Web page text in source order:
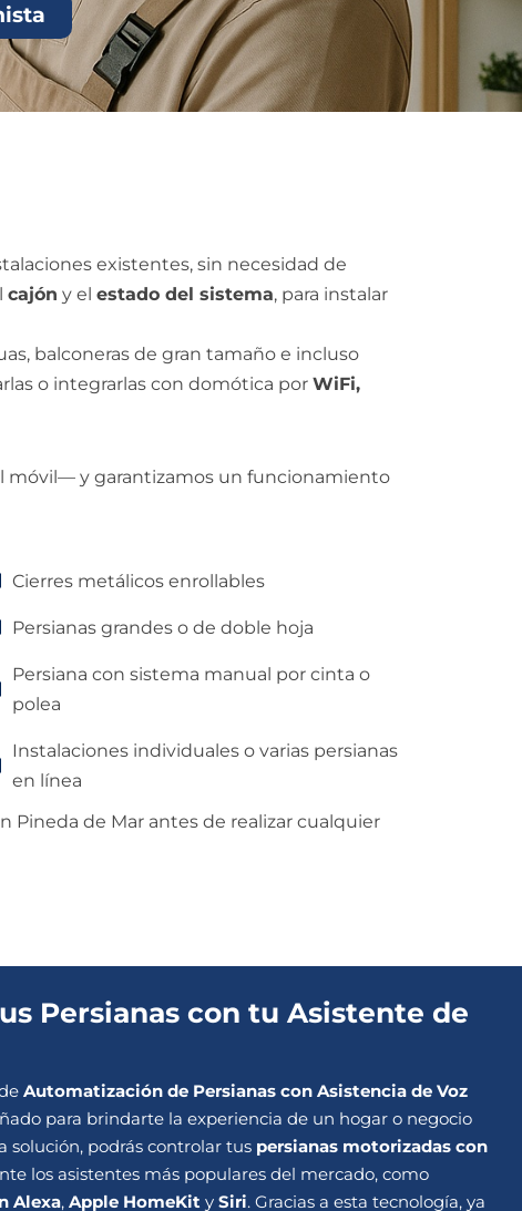
existentes, sin necesidad de
cajón y el estado del sistema, para instalar
balconeras de gran tamaño e incluso
o integrarlas con domótica por WiFi,
móvil— y garantizamos un funcionamiento
Cierres metálicos enrollables
Persianas grandes o de doble hoja
Persiana con sistema manual por cinta o
polea
Instalaciones individuales o varias persianas
en línea
Pineda de Mar antes de realizar cualquier
Persianas con tu Asistente de
Automatización de Persianas con Asistencia de Voz
para brindarte la experiencia de un hogar o negocio
solución, podrás controlar tus persianas motorizadas con
los asistentes más populares del mercado, como
Alexa, Apple HomeKit y Siri. Gracias a esta tecnología, ya